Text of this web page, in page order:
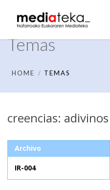
Temas
HOME TEMAS
creencias:
Archivo
IR-004